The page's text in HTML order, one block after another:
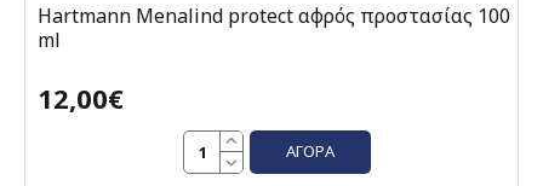
Hartmann Menalind protect αφρός προστασίας 100
ml
12,00€
ΑΓΟΡΆ